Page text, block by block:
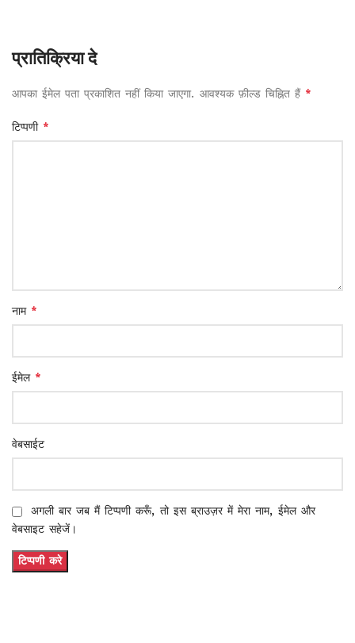
प्रातिक्रिया दे
आपका ईमेल पता प्रकाशित नहीं किया जाएगा. आवश्यक फ़ील्ड चिह्नित हैं *
टिप्पणी *
नाम *
ईमेल *
वेबसाईट
अगली बार जब मैं टिप्पणी करूँ, तो इस ब्राउज़र में मेरा नाम, ईमेल और
वेबसाइट सहेजें।